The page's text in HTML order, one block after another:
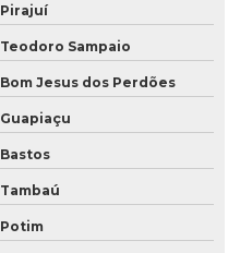
Pirajuí
Teodoro Sampaio
Bom Jesus dos Perdões
Guapiaçu
Bastos
Tambaú
Potim